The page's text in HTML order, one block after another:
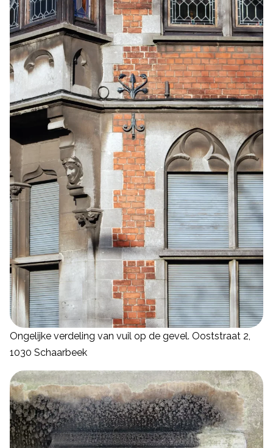
Ongelijke verdeling van vuil op de gevel. Ooststraat 2,
1030 Schaarbeek